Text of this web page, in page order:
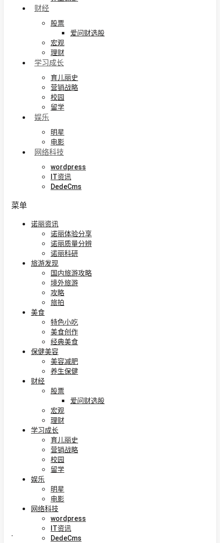
财经
股票
爱问财选股
宏观
理财
学习成长
育儿丽史
营销战略
校园
留学
娱乐
明星
电影
网络科技
wordpress
IT资讯
DedeCms
菜单
诺丽资讯
诺丽体验分享
诺丽质量分辨
诺丽科研
旅游发现
国内旅游攻略
境外旅游
攻略
旅拍
美食
特色小吃
美食创作
经典美食
保健美容
美容减肥
养生保健
财经
股票
爱问财选股
宏观
理财
学习成长
育儿丽史
营销战略
校园
留学
娱乐
明星
电影
网络科技
wordpress
IT资讯
DedeCms
.